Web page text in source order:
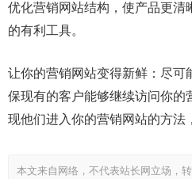
优化营销网站结构，使产品更清
的有利工具。
让你的营销网站变得新鲜：尽可
保现有的客户能够继续访问你的
现他们进入你的营销网站的方法
本文来自网络，不代表站长网立场，转